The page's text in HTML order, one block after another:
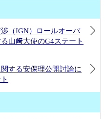
（IGN）ロールオーバ
山﨑大使のG4ステート
する安保理公開討論に